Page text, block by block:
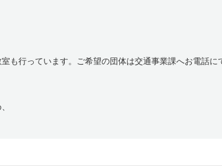
も行っています。ご希望の団体は交通事業課へお電話に